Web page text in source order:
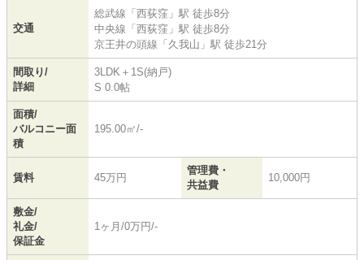
交通
総武線 「 西荻窪 」駅 徒歩8分
中央線 「 西荻窪 」駅 徒歩8分
京王井の頭線 「 久我山 」駅 徒歩21分
間取り/
詳細
3LDK＋1S(納戸)
S 0.0帖
面積/
バルコニー面
積
195.00㎡/-
賃料 45万円
管理費・
共益費
10,000円
敷金/
礼金/
保証金
1ヶ月/0万円/-